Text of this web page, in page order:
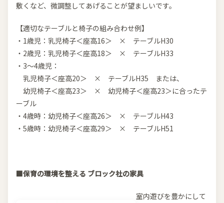
敷くなど、微調整してあげることが望ましいです。
【適切なテーブルと椅子の組み合わせ例】
・1歳児：乳児椅子＜座高16＞ × テーブルH30
・2歳児：乳児椅子＜座高18＞ × テーブルH33
・3～4歳児：
乳児椅子＜座高20＞ × テーブルH35 または、
幼児椅子＜座高23＞ × 幼児椅子＜座高23＞に合ったテ
ーブル
・4歳時：幼児椅子＜座高26＞ × テーブルH43
・5歳時：幼児椅子＜座高29＞ × テーブルH51
■保育の環境を整える ブロック社の家具
室内遊びを豊かにして